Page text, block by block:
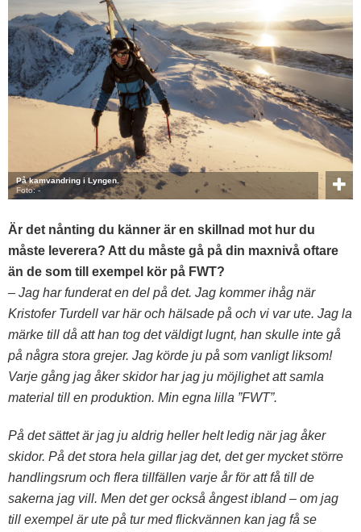
På kamvandring i Lyngen.
Foto: -
Är det nånting du känner är en skillnad mot hur du
måste leverera? Att du måste gå på din maxnivå oftare
än de som till exempel kör på FWT?
– Jag har funderat en del på det. Jag kommer ihåg när
Kristofer Turdell var här och hälsade på och vi var ute. Jag la
märke till då att han tog det väldigt lugnt, han skulle inte gå
på några stora grejer. Jag körde ju på som vanligt liksom!
Varje gång jag åker skidor har jag ju möjlighet att samla
material till en produktion. Min egna lilla ”FWT”.
På det sättet är jag ju aldrig heller helt ledig när jag åker
skidor. På det stora hela gillar jag det, det ger mycket större
handlingsrum och flera tillfällen varje år för att få till de
sakerna jag vill. Men det ger också ångest ibland – om jag
till exempel är ute på tur med flickvännen kan jag få se